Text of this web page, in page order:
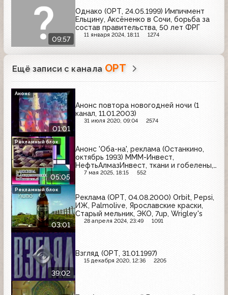
09:57
Однако (ОРТ, 24.05.1999) Импичмент
Ельцину, Аксёненко в Сочи, борьба за
состав правительства, 50 лет ФРГ
11 января 2024, 18:11 1274
Ещё записи с канала ОРТ
01:01
Анонс повтора новогодней ночи (1
канал, 11.01.2003)
31 июля 2020, 09:04 2574
Анонс
05:05
Анонс 'Оба-на', реклама (Останкино,
октябрь 1993) МММ-Инвест,
НефтьАлмазИнвест, ткани и гобелены,
Smirnoff, Вега-С, West, Floryn
7 мая 2025, 18:15 552
Рекламный блок
03:01
Реклама (ОРТ, 04.08.2000) Orbit, Pepsi,
ИЖ, Palmolive, Ярославские краски,
Старый мельник, ЭКО, 7up, Wrigley's
28 апреля 2024, 23:49 1091
Рекламный блок
39:02
Взгляд (ОРТ, 31.01.1997)
15 декабря 2020, 12:36 2205